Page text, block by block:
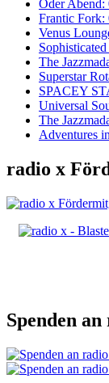
Öder Abend:
Frantic Fork:
Venus
The
Superstar
SPACEY
Universal
The
Adventures
radio x
Spenden